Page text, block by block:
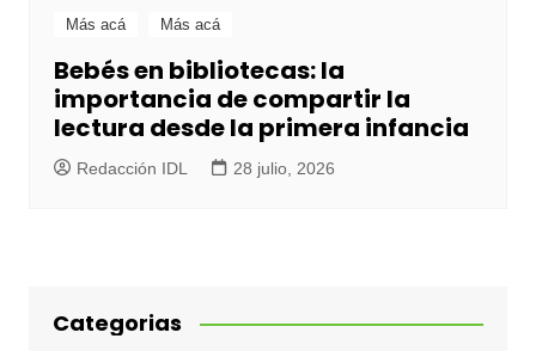
Más acá Más acá
Bebés en bibliotecas: la
importancia de compartir la
lectura desde la primera infancia
Redacción IDL 28 julio, 2026
Categorias